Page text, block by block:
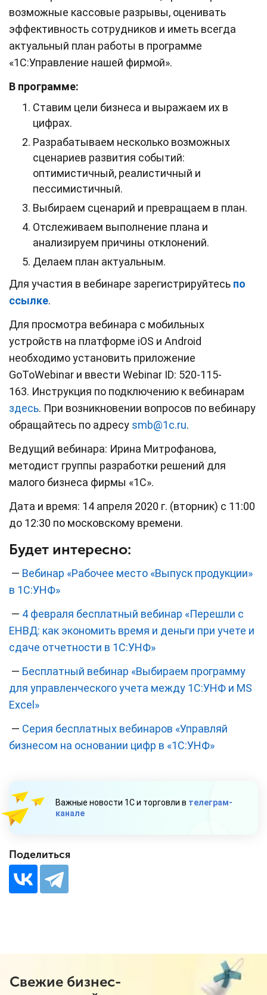
возможные кассовые разрывы, оценивать
эффективность сотрудников и иметь всегда
актуальный план работы в программе
«1С:Управление нашей фирмой».
В программе:
Ставим цели бизнеса и выражаем их в
цифрах.
Разрабатываем несколько возможных
сценариев развития событий:
оптимистичный, реалистичный и
пессимистичный.
Выбираем сценарий и превращаем в план.
Отслеживаем выполнение плана и
анализируем причины отклонений.
Делаем план актуальным.
Для участия в вебинаре зарегистрируйтесь по
ссылке.
Для просмотра вебинара с мобильных
устройств на платформе iOS и Android
необходимо установить приложение
GoToWebinar и ввести Webinar ID: 520-115-
163. Инструкция по подключению к вебинарам
здесь. При возникновении вопросов по вебинару
обращайтесь по адресу smb@1c.ru.
Ведущий вебинара: Ирина Митрофанова,
методист группы разработки решений для
малого бизнеса фирмы «1С».
Дата и время: 14 апреля 2020 г. (вторник) с 11:00
до 12:30 по московскому времени.
Будет интересно:
— Вебинар «Рабочее место «Выпуск продукции»
в 1С:УНФ»
— 4 февраля бесплатный вебинар «Перешли с
ЕНВД: как экономить время и деньги при учете и
сдаче отчетности в 1С:УНФ»
— Бесплатный вебинар «Выбираем программу
для управленческого учета между 1С:УНФ и MS
Excel»
— Серия бесплатных вебинаров «Управляй
бизнесом на основании цифр в «1С:УНФ»
Важные новости 1С и торговли в телеграм-
канале
Поделиться
Свежие бизнес-